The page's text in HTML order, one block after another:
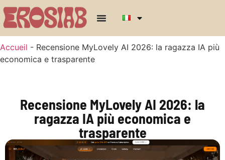
Accueil - Recensione MyLovely AI 2026: la ragazza IA più
economica e trasparente
Recensione MyLovely AI 2026: la
ragazza IA più economica e
trasparente